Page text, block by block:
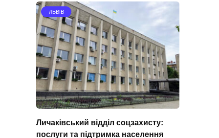
ЛЬВІВ
Личаківський відділ соцзахисту:
послуги та підтримка населення